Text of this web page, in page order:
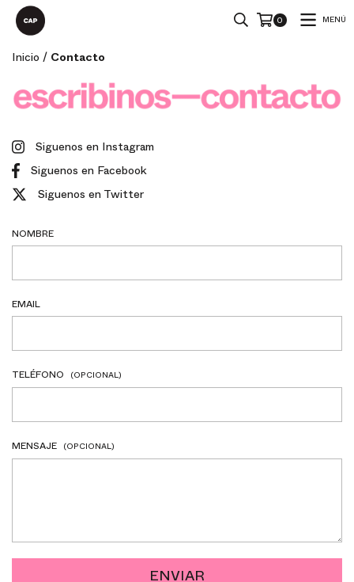
0 MENÚ
Inicio / Contacto
Siguenos en Instagram
Siguenos en Facebook
Siguenos en Twitter
NOMBRE
EMAIL
TELÉFONO (OPCIONAL)
MENSAJE (OPCIONAL)